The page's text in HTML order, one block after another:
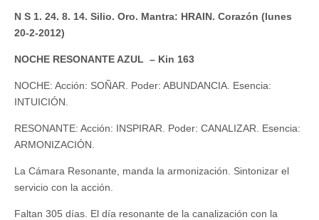
N S 1. 24. 8. 14. Silio. Oro. Mantra: HRAIN. Corazón (lunes
20-2-2012)
NOCHE RESONANTE AZUL – Kin 163
NOCHE: Acción: SOÑAR. Poder: ABUNDANCIA. Esencia:
INTUICIÓN.
RESONANTE: Acción: INSPIRAR. Poder: CANALIZAR. Esencia:
ARMONIZACIÓN.
La Cámara Resonante, manda la armonización. Sintonizar el
servicio con la acción.
Faltan 305 días. El día resonante de la canalización con la